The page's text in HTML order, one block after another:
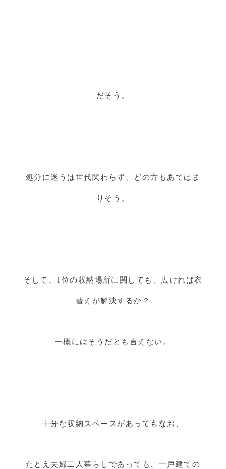
だそう。
処分に迷うは世代関わらず、どの方もあてはま
りそう。
そして、1位の収納場所に関しても、広ければ衣
替えが解決するか？
一概にはそうだとも言えない。
十分な収納スペースがあってもなお、
たとえ夫婦二人暮らしであっても、一戸建ての